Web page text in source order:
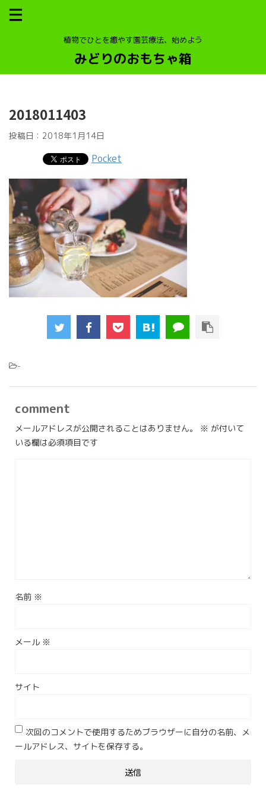
植物でひとを癒やす園芸療法、始めよう
みどりのおもちゃ箱
2018011403
投稿日： 2018年1月14日
Pocket
-
comment
メールアドレスが公開されることはありません。 ※ が付いて
いる欄は必須項目です
名前 ※
メール ※
サイト
次回のコメントで使用するためブラウザーに自分の名前、メ
ールアドレス、サイトを保存する。